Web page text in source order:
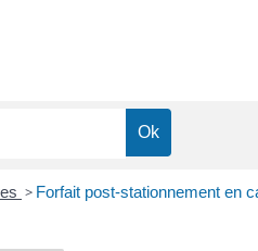
> Forfait post-stationnement en